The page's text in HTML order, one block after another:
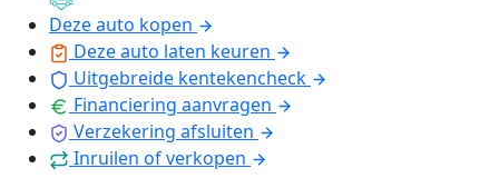
Deze auto kopen
Deze auto laten keuren
Uitgebreide kentekencheck
Financiering aanvragen
Verzekering afsluiten
Inruilen of verkopen